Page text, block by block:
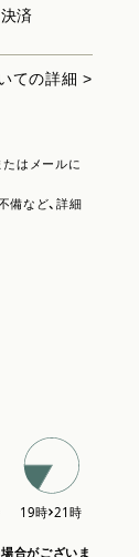
済
ての詳細 >
はメールに
備など、詳細
合がございま